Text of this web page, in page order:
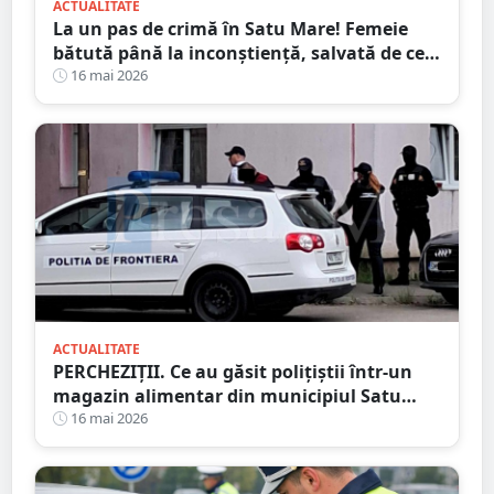
ACTUALITATE
La un pas de crimă în Satu Mare! Femeie
bătută până la inconștiență, salvată de cei
4 copilași
16 mai 2026
ACTUALITATE
PERCHEZIȚII. Ce au găsit polițiștii într-un
magazin alimentar din municipiul Satu
Mare
16 mai 2026